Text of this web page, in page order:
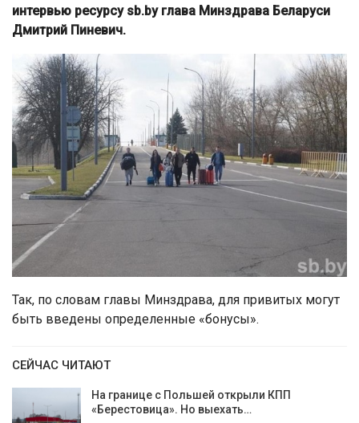
интервью ресурсу sb.by глава Минздрава Беларуси
Дмитрий Пиневич.
Так, по словам главы Минздрава, для привитых могут
быть введены определенные «бонусы».
СЕЙЧАС ЧИТАЮТ
На границе с Польшей открыли КПП
«Берестовица». Но выехать…